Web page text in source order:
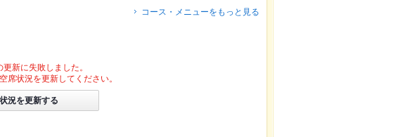
コース・メニューをもっと見る
新に失敗しました。
席状況を更新してください。
況を更新する